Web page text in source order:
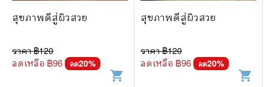
สุขภาพดีสู่ผิวสวย
ราคา ฿120
ลดเหลือ ฿96 ลด20%
shopping_cart
สุขภาพดีสู่ผิวสวย
ราคา ฿120
ลดเหลือ ฿96 ลด20%
shopping_cart